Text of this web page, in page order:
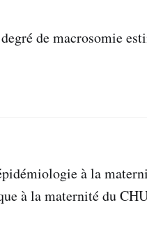
de macrosomie
à la
à la maternité du